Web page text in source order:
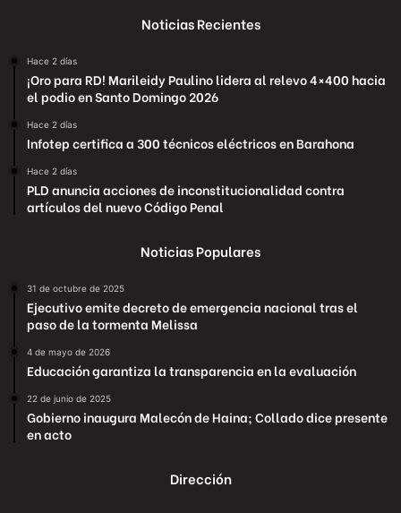
Noticias Recientes
Hace 2 días
¡Oro para RD! Marileidy Paulino lidera al relevo 4×400 hacia
el podio en Santo Domingo 2026
Hace 2 días
Infotep certifica a 300 técnicos eléctricos en Barahona
Hace 2 días
PLD anuncia acciones de inconstitucionalidad contra
artículos del nuevo Código Penal
Noticias Populares
31 de octubre de 2025
Ejecutivo emite decreto de emergencia nacional tras el
paso de la tormenta Melissa
4 de mayo de 2026
Educación garantiza la transparencia en la evaluación
22 de junio de 2025
Gobierno inaugura Malecón de Haina; Collado dice presente
en acto
Dirección